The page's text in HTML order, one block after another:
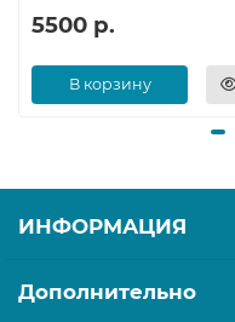
5500 р.
В корзину
ИНФОРМАЦИЯ
Дополнительно